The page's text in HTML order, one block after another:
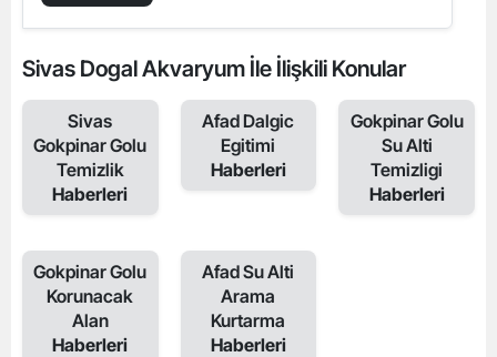
Sivas Dogal Akvaryum İle İlişkili Konular
Sivas
Gokpinar Golu
Temizlik
Haberleri
Afad Dalgic
Egitimi
Haberleri
Gokpinar Golu
Su Alti
Temizligi
Haberleri
Gokpinar Golu
Korunacak
Alan
Haberleri
Afad Su Alti
Arama
Kurtarma
Haberleri